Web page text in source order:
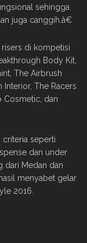
sehingga
juga canggih.â€
di kompetisi
Body Kit,
The Airbrush
Interior, The Racers
Cosmetic, dan
seperti
dan under
dari Medan dan
menyabet gelar
2016.